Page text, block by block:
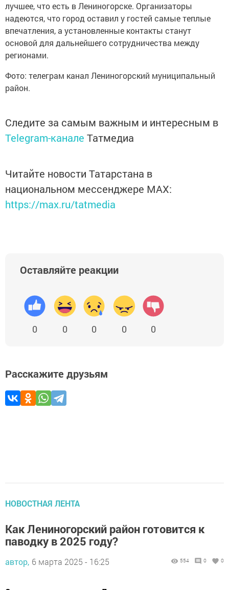
лучшее, что есть в Лениногорске. Организаторы
надеются, что город оставил у гостей самые теплые
впечатления, а установленные контакты станут
основой для дальнейшего сотрудничества между
регионами.
Фото: телеграм канал Лениногорский муниципальный
район.
Следите за самым важным и интересным в
Telegram-канале Татмедиа
Читайте новости Татарстана в
национальном мессенджере MАХ:
https://max.ru/tatmedia
Оставляйте реакции
0 0 0 0 0
Расскажите друзьям
НОВОСТНАЯ ЛЕНТА
Как Лениногорский район готовится к
паводку в 2025 году?
автор, 6 марта 2025 - 16:25 554 0 0